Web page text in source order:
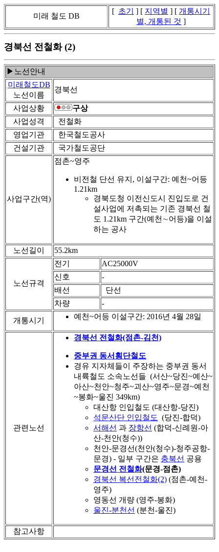
미래 철도 DB
[ 초기 ] [ 지역별 ] [ 개통시기
별, 개통된 것 ]
경북선 전철화 (2)
▶노선안내
미래철도DB
노선이름
경북선
사업상황
구상
사업성격
전철화
영업기관
한국철도공사
건설기관
국가철도공단
사업구간(역)
점촌~영주
비전철 단선 유지, 이설구간: 예천~어등
1.21km
경북도청 이전신도시 진입도로 건
설사업에 저촉되는 기존 경북선 철
도 1.21km 구간(예천∼어등)을 이설
하는 공사
노선길이 55.2km
노선규격
전기
AC25000V
신호
-
배선
단선
차량
-
개통시기 예천~어등 이설구간: 2016년 4월 28일
관련노선
경북선 전철화(점촌-김천)
중부권 동서횡단철도
경유 지자체들이 주장하는 중부권 동서
내륙철도 소속노선들 (서산~당진~예산~
아산~천안~청주~괴산~영주~문경~예천
~봉화~울진 349km)
대산항 인입철도 (대산항-당진)
석문산단 인입철도 (당진-합덕)
서해선 과 장항선 (합덕-신례원-아
산-천안(청수))
천안-문경선(천안(청수)-청주공항-
문경) - 일부 구간은 충북선 공용
문경선 전철화(문경-점촌)
경북선 복선전철화(2) (점촌-예천-
영주)
영동선 개량 (영주-봉화)
울진-분천선 (분천-울진)
참고사항